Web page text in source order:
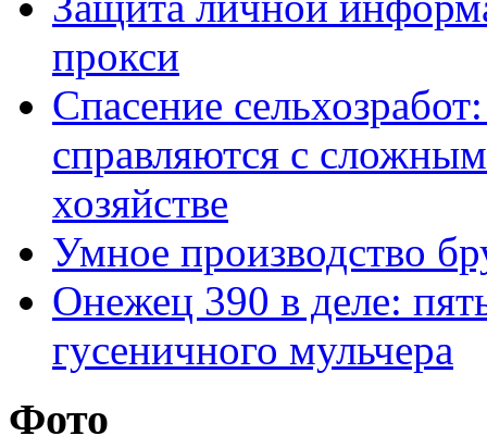
прокси
Спасение
справляются с
хозяйстве
Умное производство
Онежец 390 в деле:
гусеничного мульчера
Фото